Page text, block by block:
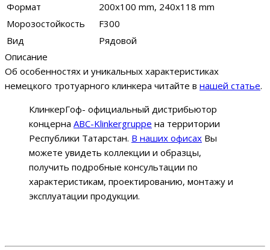
Формат
200x100 mm, 240х118 mm
Морозостойкость
F300
Вид
Рядовой
Описание
Об особенностях и уникальных характеристиках
немецкого тротуарного клинкера читайте в нашей статье.
КлинкерГоф- официальный дистрибьютор
концерна ABC-Klinkergruppe на территории
Республики Татарстан. В наших офисах Вы
можете увидеть коллекции и образцы,
получить подробные консультации по
характеристикам, проектированию, монтажу и
эксплуатации продукции.